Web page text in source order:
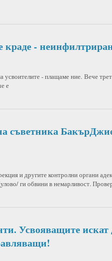
-
усвоителите - плащаме ние. Вече
е
съветника
и другите контролни органи
ги обвини в немарливост.
Усвояващите искат